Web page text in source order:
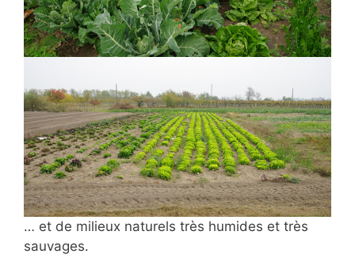
… et de milieux naturels très humides et très
sauvages.